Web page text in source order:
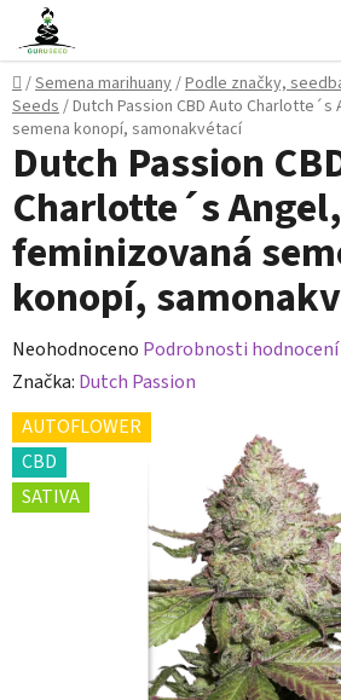
Přejít
obsah
Domů
/Semena marihuany/Podle značky,
Seeds/Dutch Passion CBD Auto
semena konopí, samonakvétací
Dutch Passion
Charlotte´s Angel,
feminizovaná
konopí,
Průměrné
hodnocení
produktu
je
0,0
z
Neohodnoceno Podrobnosti hodnocení
Značka: Dutch Passion
AUTOFLOWER
CBD
SATIVA